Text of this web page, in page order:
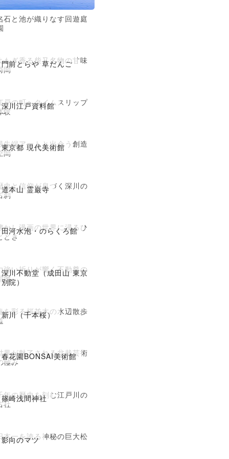
石と池が織りなす回遊庭
門前とらや 草だんご
もぎ香る柴又名物の甘味
間
深川江戸資料館
戸の町へタイムスリップ
験
東京都 現代美術館
先端アートと出会う創造
間
道本山 霊巌寺
史と信仰が息づく深川の
刹
田河水泡・のらくろ館
かし漫画の世界に浸るひ
とき
深川不動堂（成田山 東京
別院）
強い祈りが響く不動尊の
地
新川（千本桜）
を彩る桜並木の水辺散歩
春花園BONSAI美術館
界が魅了される盆栽芸術
極み
篠崎浅間神社
年の歴史を刻む江戸川の
社
影向のマツ
本一を誇る神秘の巨大松